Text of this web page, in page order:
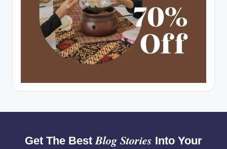
Get The BestBlog Stories Into Your